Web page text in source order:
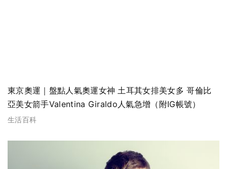
東京奧運｜盤點人氣奧運女神 土耳其女排美女多 哥倫比
亞美女箭手Valentina Giraldo人氣急增（附IG帳號）
生活百科